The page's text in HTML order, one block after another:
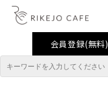
会員登録(無料)